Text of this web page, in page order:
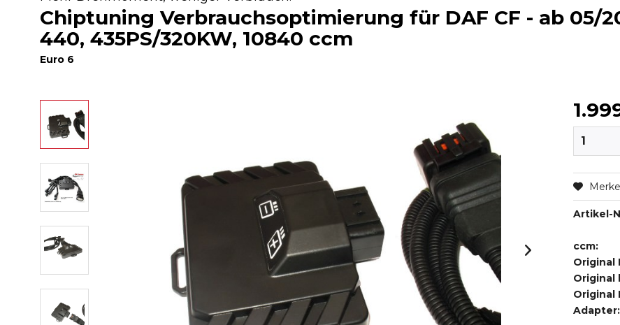
Chiptuning Verbrauchsoptimierung für DAF CF - ab 05/
440, 435PS/320KW, 10840 ccm
Euro 6
Artikel-
ccm:
Original
Original
Original
Adapter: